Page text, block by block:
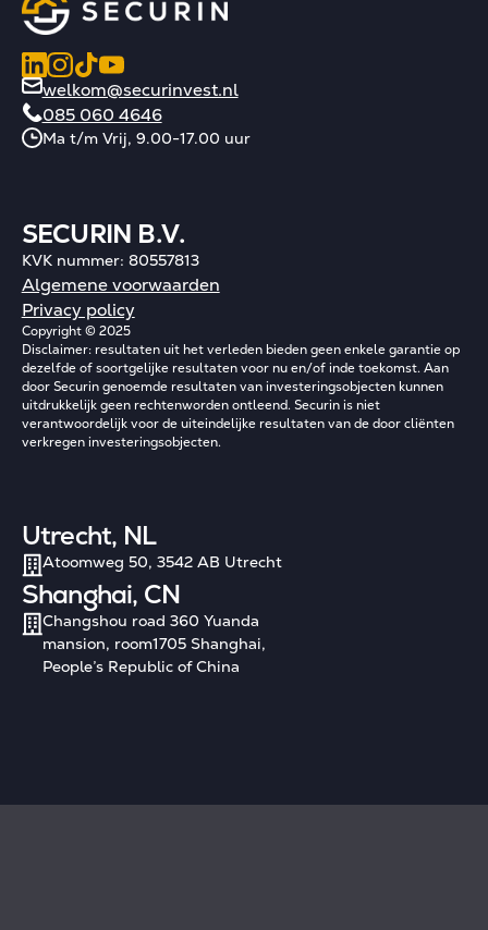
welkom@securinvest.nl
085 060 4646
Ma t/m Vrij, 9.00-17.00 uur
SECURIN B.V.
KVK nummer: 80557813
Algemene voorwaarden
Privacy policy
Copyright © 2025
Disclaimer: resultaten uit het verleden bieden geen enkele garantie op
dezelfde of soortgelijke resultaten voor nu en/of inde toekomst. Aan
door Securin genoemde resultaten van investeringsobjecten kunnen
uitdrukkelijk geen rechtenworden ontleend. Securin is niet
verantwoordelijk voor de uiteindelijke resultaten van de door cliënten
verkregen investeringsobjecten.
Utrecht, NL
Atoomweg 50, 3542 AB Utrecht
Shanghai, CN
Changshou road 360 Yuanda
mansion, room1705 Shanghai,
People’s Republic of China